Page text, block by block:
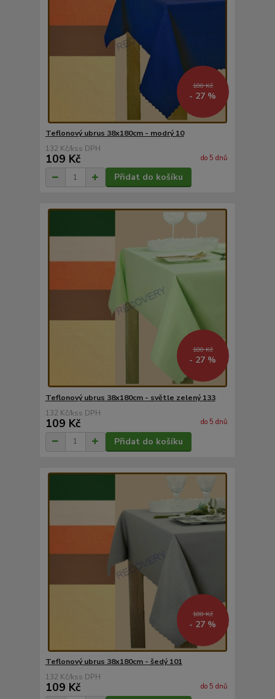
180 Kč
- 27 %
Teflonový ubrus 38x180cm - modrý 10
132 Kč/ks
109 Kč do 5 dnů
Přidat do košíku
180 Kč
- 27 %
Teflonový ubrus 38x180cm - světle zelený 133
132 Kč/ks
109 Kč do 5 dnů
Přidat do košíku
180 Kč
- 27 %
Teflonový ubrus 38x180cm - šedý 101
132 Kč/ks
109 Kč do 5 dnů